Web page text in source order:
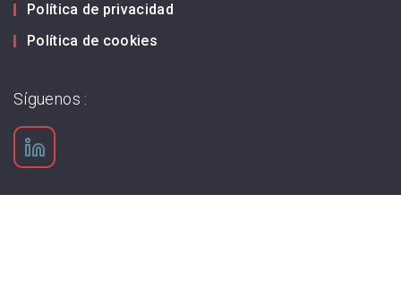
Política de privacidad
Política de cookies
Síguenos :